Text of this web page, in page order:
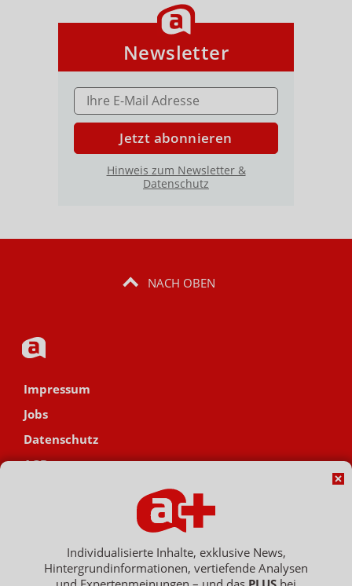
Newsletter
E-MAIL ADRESSE
Jetzt abonnieren
Hinweis zum Newsletter &
Datenschutz
NACH OBEN
Impressum
Jobs
Datenschutz
AGB
Hinweisgebersystem
Individualisierte Inhalte, exklusive News,
Hintergrundinformationen, vertiefende Analysen